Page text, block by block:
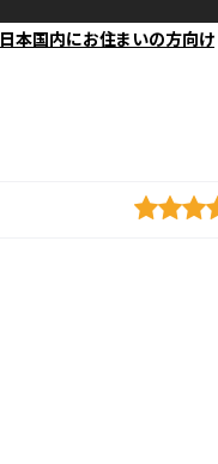
日本国内にお住まいの方向け